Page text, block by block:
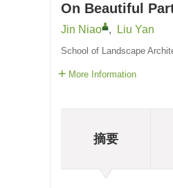
On Beautiful
Jin Niao , Liu Yan
School of Landscape
More Information
摘要